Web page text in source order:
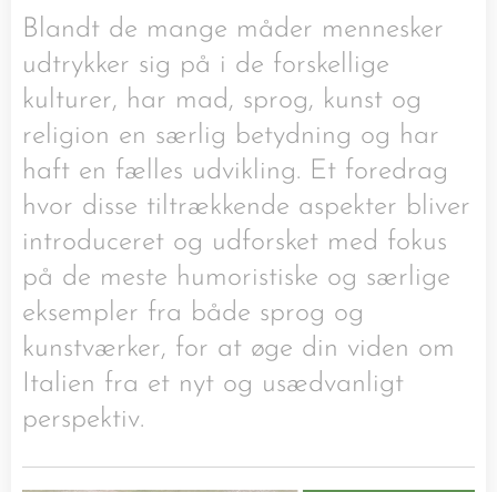
Blandt de mange måder mennesker
udtrykker sig på i de forskellige
kulturer, har mad, sprog, kunst og
religion en særlig betydning og har
haft en fælles udvikling. Et foredrag
hvor disse tiltrækkende aspekter bliver
introduceret og udforsket med fokus
på de meste humoristiske og særlige
eksempler fra både sprog og
kunstværker, for at øge din viden om
Italien fra et nyt og usædvanligt
perspektiv.